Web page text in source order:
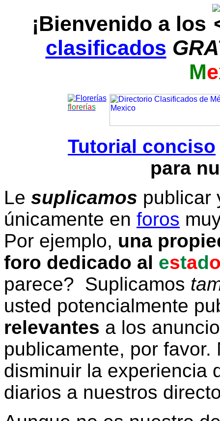
¡Bienvenido a los
clasificados
Me
florerías
Tutorial conciso
para
Le suplicamos publicar
únicamente en foros
Por ejemplo, una
foro dedicado al estad
parece? Suplicamos
usted potencialmente
relevantes a los
publicamente, por
disminuir la experiencia
diarios a nuestros